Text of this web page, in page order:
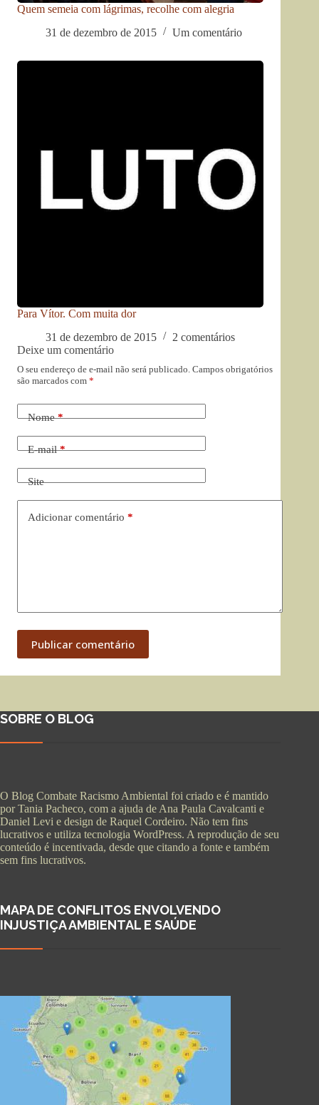
Quem semeia com lágrimas, recolhe com alegria
31 de dezembro de 2015
Um comentário
Para Vítor. Com muita dor
31 de dezembro de 2015
2 comentários
Deixe um comentário
O seu endereço de e-mail não será publicado. Campos obrigatórios
são marcados com *
Nome*
E-mail*
Site
Adicionar comentário *
Publicar comentário
SOBRE O BLOG
O Blog Combate Racismo Ambiental foi criado e é mantido
por Tania Pacheco, com a ajuda de Ana Paula Cavalcanti e
Daniel Levi e design de Raquel Cordeiro. Não tem fins
lucrativos e utiliza tecnologia WordPress. A reprodução de seu
conteúdo é incentivada, desde que citando a fonte e também
sem fins lucrativos.
MAPA DE CONFLITOS ENVOLVENDO
INJUSTIÇA AMBIENTAL E SAÚDE